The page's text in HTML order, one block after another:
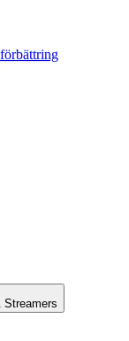
Streamers